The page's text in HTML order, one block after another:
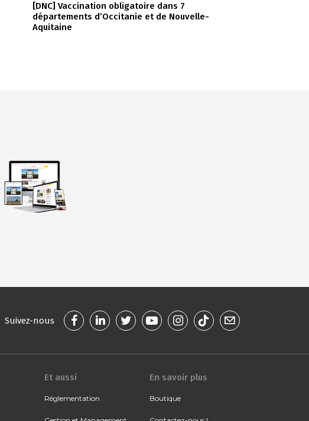
[DNC] Vaccination obligatoire dans 7
départements d’Occitanie et de Nouvelle-
Aquitaine
Suivez-nous
Et aussi
Réglementation
En savoir plus
Boutique